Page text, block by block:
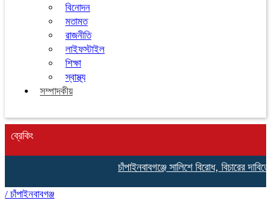
বিনোদন
মতামত
রাজনীতি
লাইফস্টাইল
শিক্ষা
স্বাস্থ্য
সম্পাদকীয়
ব্রেকিং
চাঁপাইনবাবগঞ্জে সালিশে বিরোধ, বিচারের
/ চাঁপাইনবাবগঞ্জ